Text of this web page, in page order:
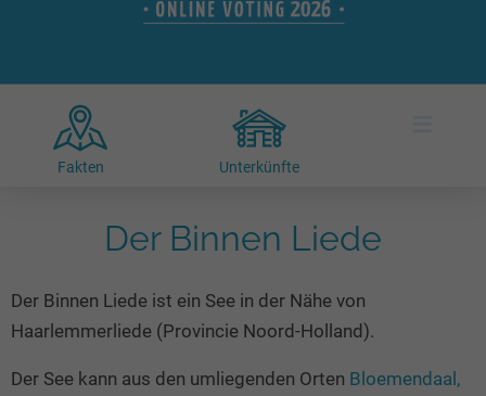
Radtouren am See
Kitesurfen
Kanu- & Kajaktouren
Badeseen in Deutschland
Wellness am See
Romantik Hotels
Urlaub an der Küste
Unterkünfte
Hotels am See
Ferienwohnungen
Kanu- & Kajak-Urlaub
Bikeurlaub
Camping am See
Top-Hotels
Familienhotels
Wellness-Hotels
Biohotels
Ausgefallenes
Seen in Deutschland
Seen in Europa
Überwachte Badestellen
Unsere See-Highlights
Deutschlands schönste Seen
Top Seen nach Bundesländern
Fakten Unterkünfte
Der Binnen Liede
Der Binnen Liede ist ein See in der Nähe von
Haarlemmerliede (Provincie Noord-Holland).
Der See kann aus den umliegenden Orten Bloemendaal,